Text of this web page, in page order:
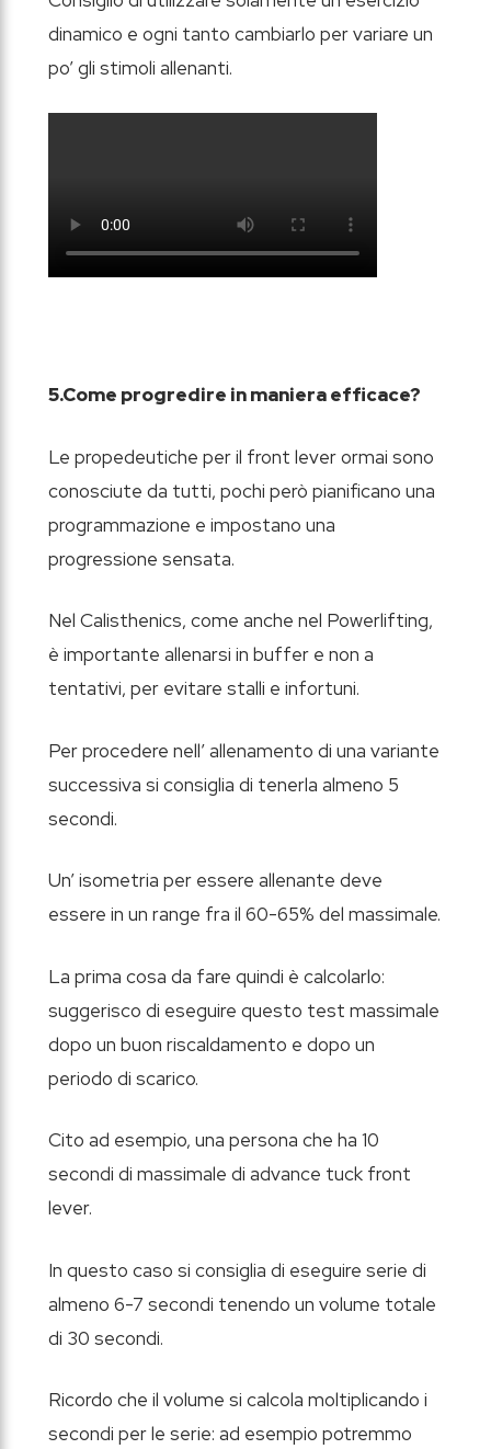
dinamico e ogni tanto cambiarlo per variare un
po’ gli stimoli allenanti.
5.Come progredire in maniera efficace?
Le propedeutiche per il front lever ormai sono
conosciute da tutti, pochi però pianificano una
programmazione e impostano una
progressione sensata.
Nel Calisthenics, come anche nel Powerlifting,
è importante allenarsi in buffer e non a
tentativi, per evitare stalli e infortuni.
Per procedere nell’ allenamento di una variante
successiva si consiglia di tenerla almeno 5
secondi.
Un’ isometria per essere allenante deve
essere in un range fra il 60-65% del massimale.
La prima cosa da fare quindi è calcolarlo:
suggerisco di eseguire questo test massimale
dopo un buon riscaldamento e dopo un
periodo di scarico.
Cito ad esempio, una persona che ha 10
secondi di massimale di advance tuck front
lever.
In questo caso si consiglia di eseguire serie di
almeno 6-7 secondi tenendo un volume totale
di 30 secondi.
Ricordo che il volume si calcola moltiplicando i
secondi per le serie: ad esempio potremmo